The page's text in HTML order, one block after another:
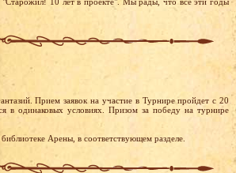
Прием заявок на участие в Турнире пройдет с 20
в одинаковых условиях. Призом за победу на турнире
Арены, в соответствующем разделе.